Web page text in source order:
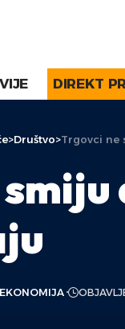
DIREKT
>Društvo>Trgovci ne
EKONOMIJA